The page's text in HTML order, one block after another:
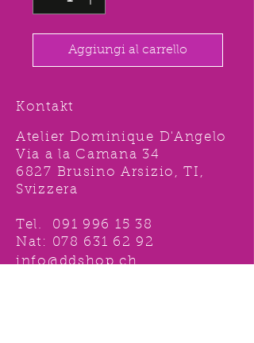
Aggiungi al carrello
Kontakt
Atelier Dominique D'Angelo
Via a la Camana 34
6827 Brusino Arsizio, TI,
Svizzera
Tel. 091 996 15 38
Nat: 078 631 62 92
info@ddshop.ch